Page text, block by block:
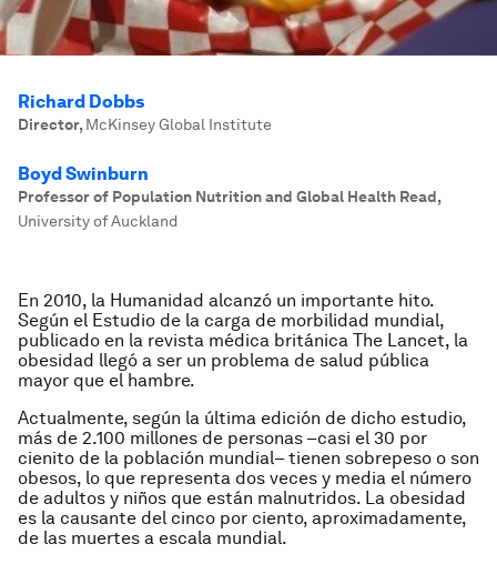
Richard Dobbs
Director, McKinsey Global Institute
Boyd Swinburn
Professor of Population Nutrition and Global Health Read,
University of Auckland
En 2010, la Humanidad alcanzó un importante hito.
Según el Estudio de la carga de morbilidad mundial,
publicado en la revista médica británica The Lancet, la
obesidad llegó a ser un problema de salud pública
mayor que el hambre.
Actualmente, según la última edición de dicho estudio,
más de 2.100 millones de personas –casi el 30 por
cienito de la población mundial– tienen sobrepeso o son
obesos, lo que representa dos veces y media el número
de adultos y niños que están malnutridos. La obesidad
es la causante del cinco por ciento, aproximadamente,
de las muertes a escala mundial.